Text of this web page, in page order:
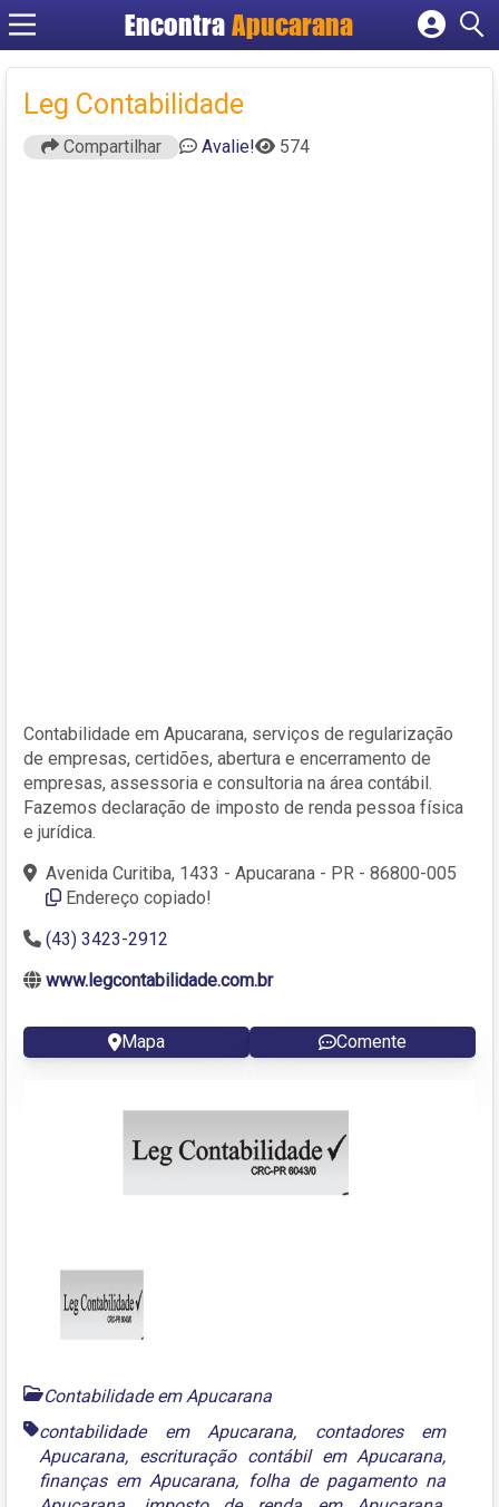
Encontra Apucarana
Cadastrar empresa
Criar conta
Leg Contabilidade
Compartilhar Avalie! 574
Contabilidade em Apucarana, serviços de regularização
de empresas, certidões, abertura e encerramento de
empresas, assessoria e consultoria na área contábil.
Fazemos declaração de imposto de renda pessoa física
e jurídica.
Avenida Curitiba, 1433 - Apucarana - PR - 86800-005
Endereço copiado!
(43) 3423-2912
www.legcontabilidade.com.br
Mapa Comente
Contabilidade em Apucarana
contabilidade em Apucarana, contadores em
Apucarana, escrituração contábil em Apucarana,
finanças em Apucarana, folha de pagamento na